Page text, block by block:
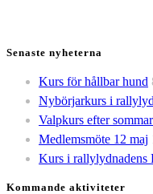
Senaste nyheterna
Kurs för hållbar hund
Nybörjarkurs i
Valpkurs efter
Medlemsmöte 12 maj
Kurs i rallylydnadens
Kommande aktiviteter